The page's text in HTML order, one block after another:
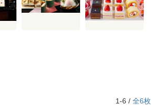
1-6 / 全6枚